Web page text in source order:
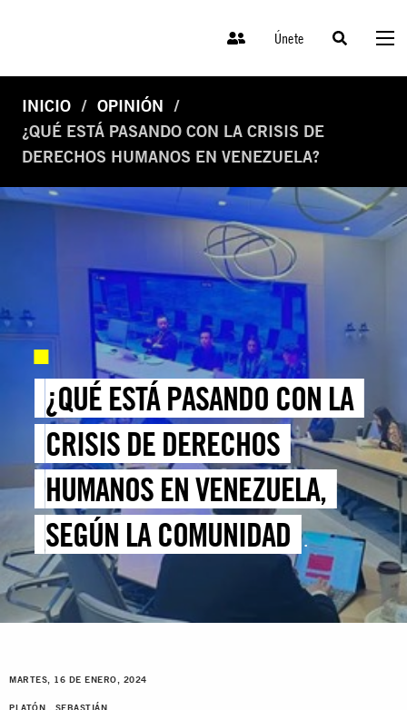
Únete
INICIO
OPINIÓN
¿QUÉ ESTÁ PASANDO CON LA CRISIS DE
DERECHOS HUMANOS EN VENEZUELA?
¿QUÉ ESTÁ PASANDO CON LA
CRISIS DE DERECHOS
HUMANOS EN VENEZUELA,
SEGÚN LA COMUNIDAD
INTERNACIONAL?
MARTES, 16 DE ENERO, 2024